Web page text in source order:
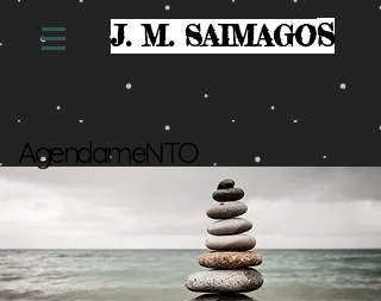
J. M. SAIMAGOS
AgendameNTO